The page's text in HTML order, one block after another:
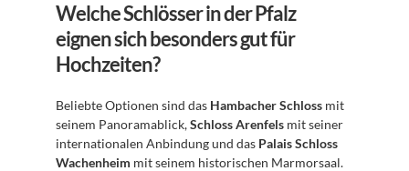
Welche Schlösser in der Pfalz
eignen sich besonders gut für
Hochzeiten?
Beliebte Optionen sind das Hambacher Schloss mit
seinem Panoramablick, Schloss Arenfels mit seiner
internationalen Anbindung und das Palais Schloss
Wachenheim mit seinem historischen Marmorsaal.